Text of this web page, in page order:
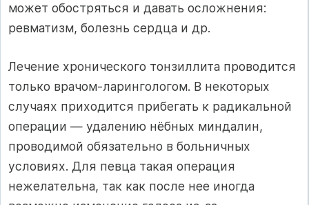
может обостряться и давать осложнения:
ревматизм, болезнь сердца и др.
Лечение хронического тонзиллита проводится
только врачом-ларингологом. В некоторых
случаях приходится прибегать к радикальной
операции — удалению нёбных миндалин,
проводимой обязательно в больничных
условиях. Для певца такая операция
нежелательна, так как после нее иногда